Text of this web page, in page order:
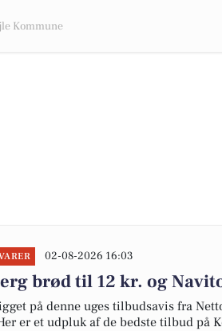
Kommune
02-08-2026 16:03
brød til 12 kr. og
på denne uges tilbudsavis fra
er et udpluk af de bedste tilbud på